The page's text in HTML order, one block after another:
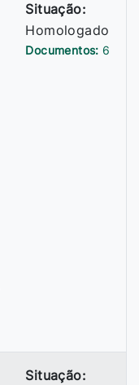
Situação:
Homologado
Documentos:6
Situação: